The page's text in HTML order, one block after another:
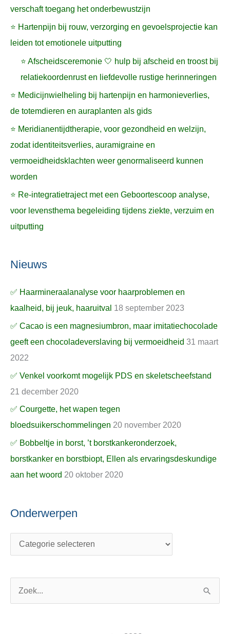
verschaft toegang het onderbewustzijn
⭐ Hartenpijn bij rouw, verzorging en gevoelsprojectie kan
leiden tot emotionele uitputting
⭐ Afscheidsceremonie 🤍 hulp bij afscheid en troost bij
relatiekoordenrust en liefdevolle rustige herinneringen
⭐ Medicijnwielheling bij hartenpijn en harmonieverlies,
de totemdieren en auraplanten als gids
⭐ Meridianentijdtherapie, voor gezondheid en welzijn,
zodat identiteitsverlies, auramigraine en
vermoeidheidsklachten weer genormaliseerd kunnen
worden
⭐ Re-integratietraject met een Geboortescoop analyse,
voor levensthema begeleiding tijdens ziekte, verzuim en
uitputting
Nieuws
✅ Haarmineraalanalyse voor haarproblemen en
kaalheid, bij jeuk, haaruitval 18 september 2023
✅ Cacao is een magnesiumbron, maar imitatiechocolade
geeft een chocoladeverslaving bij vermoeidheid 31 maart
2022
✅ Venkel voorkomt mogelijk PDS en skeletscheefstand
21 december 2020
✅ Courgette, het wapen tegen
bloedsuikerschommelingen 20 november 2020
✅ Bobbeltje in borst, ’t borstkankeronderzoek,
borstkanker en borstbiopt, Ellen als ervaringsdeskundige
aan het woord 20 oktober 2020
Onderwerpen